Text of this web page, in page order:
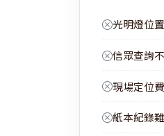
光明燈位
信眾查詢
現場定位
紙本紀錄